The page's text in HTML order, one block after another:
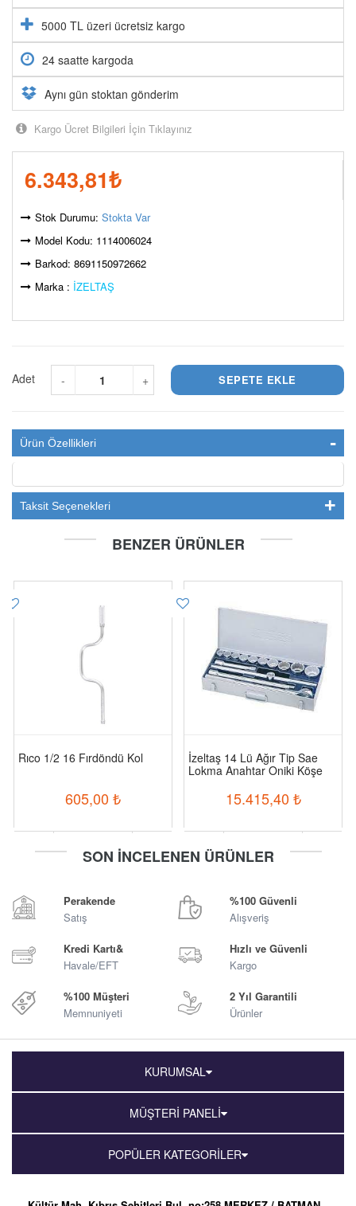
5000 TL üzeri ücretsiz kargo
24 saatte kargoda
Aynı gün stoktan gönderim
Kargo Ücret Bilgileri İçin Tıklayınız
6.343,81₺
Stok Durumu: Stokta Var
Model Kodu: 1114006024
Barkod: 8691150972662
Marka : İZELTAŞ
Adet +
-
Ürün Özellikleri
Taksit Seçenekleri
BENZER ÜRÜNLER
Rıco 1/2 16 Fırdöndü Kol
605,00 ₺
İzeltaş 14 Lü Ağır Tip Sae
Lokma Anahtar Oniki Köşe
15.415,40 ₺
SON İNCELENEN ÜRÜNLER
Perakende
Satış
%100 Güvenli
Alışveriş
Kredi Kartı&
Havale/EFT
Hızlı ve Güvenli
Kargo
%100 Müşteri
Memnuniyeti
2 Yıl Garantili
Ürünler
KURUMSAL
MÜŞTERİ PANELİ
POPÜLER KATEGORİLER